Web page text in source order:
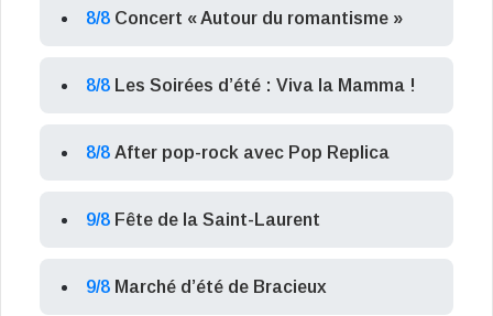
8/8 Concert « Autour du romantisme »
8/8 Les Soirées d’été : Viva la Mamma !
8/8 After pop-rock avec Pop Replica
9/8 Fête de la Saint-Laurent
9/8 Marché d’été de Bracieux